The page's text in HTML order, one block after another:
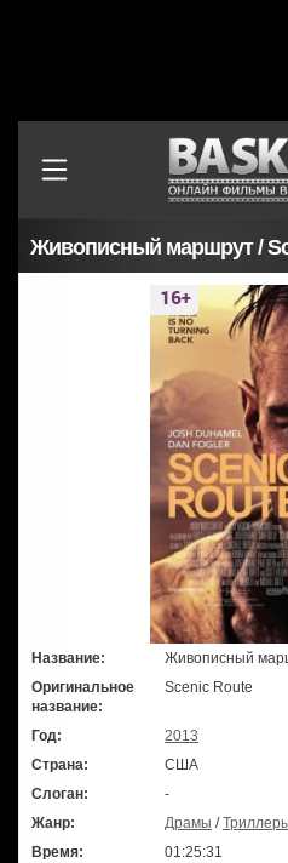
Живописный маршрут /
Название:
Живописный
Оригинальное
название:
Scenic Route
Год:
2013
Страна:
США
Слоган:
-
Жанр:
Драмы /
Время:
01:25:31